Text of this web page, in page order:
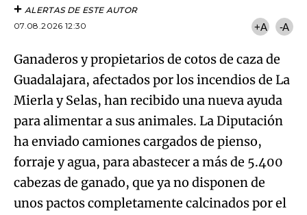
ALERTAS DE ESTE AUTOR
07.08.2026 12:30
+A -A
Ganaderos y propietarios de cotos de caza de
Guadalajara, afectados por los incendios de La
Mierla y Selas, han recibido una nueva ayuda
para alimentar a sus animales. La Diputación
ha enviado camiones cargados de pienso,
forraje y agua, para abastecer a más de 5.400
cabezas de ganado, que ya no disponen de
unos pactos completamente calcinados por el